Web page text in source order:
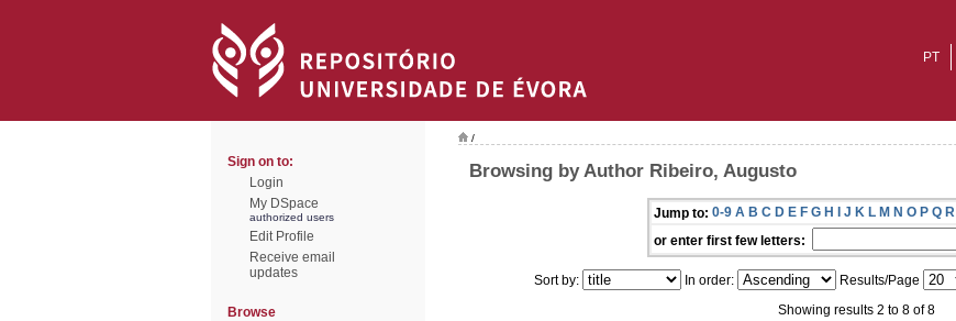
PT
Sign on to:
Login
My DSpace
authorized users
Edit Profile
Receive email
updates
Browse
/
Browsing by Author Ribeiro, Augusto
Jump to: 0-9 A B C D E F G H I J K L M N O P Q R
or enter first few letters:
Sort by: In order: Results/Page
Showing results 2 to 8 of 8